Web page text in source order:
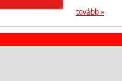
tovább »